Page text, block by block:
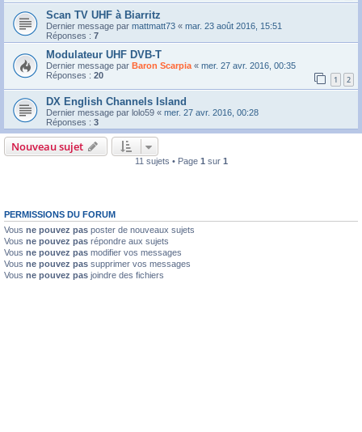
Scan TV UHF à Biarritz
Dernier message par mattmatt73 « mar. 23 août 2016, 15:51
Réponses : 7
Modulateur UHF DVB-T
Dernier message par Baron Scarpia « mer. 27 avr. 2016, 00:35
Réponses : 20 1 2
DX English Channels Island
Dernier message par lolo59 « mer. 27 avr. 2016, 00:28
Réponses : 3
Nouveau sujet
11 sujets • Page 1 sur 1
PERMISSIONS DU FORUM
Vous ne pouvez pas poster de nouveaux sujets
Vous ne pouvez pas répondre aux sujets
Vous ne pouvez pas modifier vos messages
Vous ne pouvez pas supprimer vos messages
Vous ne pouvez pas joindre des fichiers